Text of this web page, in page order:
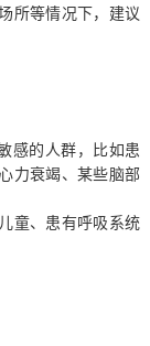
所等情况下，建议
感的人群，比如患
力衰竭、某些脑部
童、患有呼吸系统